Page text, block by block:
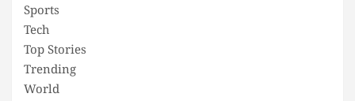
Sports
Tech
Top Stories
Trending
World